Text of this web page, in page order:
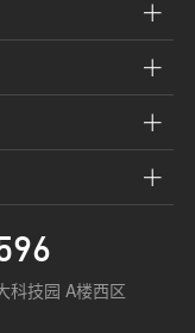
科技园 A楼西区